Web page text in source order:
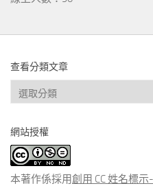
查看分類文章
查
看
類
文
章
網站授權
本著作係採用創用 CC 姓名標